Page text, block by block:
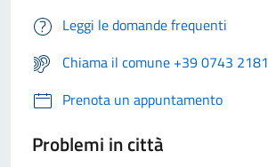
Leggi le domande frequenti
Chiama il comune +39 0743 2181
Prenota un appuntamento
Problemi in città